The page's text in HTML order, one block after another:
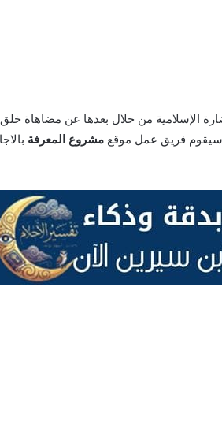
الإسلامية من خلال بعدها عن مضاهاة خلق
مشروع المعرفة